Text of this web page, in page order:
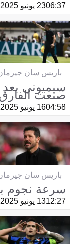
06:3723 يونيو 2025
باريس سان جيرمان
صنعت الفارق
04:5816 يونيو 2025
باريس سان جيرمان
سرعة نجوم
12:2713 يونيو 2025